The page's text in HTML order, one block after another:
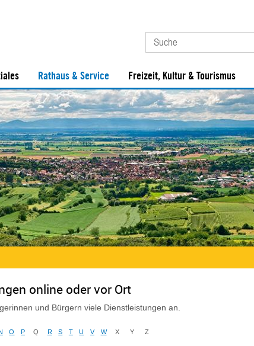
Rathaus & Service Freizeit, Kultur & Tourismus
online oder vor Ort
und Bürgern viele Dienstleistungen an.
O P Q R S T U V W X Y Z